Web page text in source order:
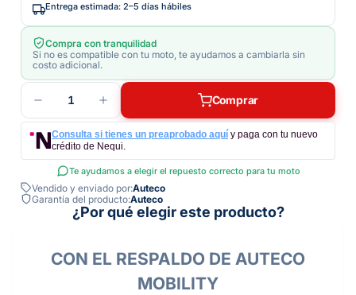
Entrega estimada: 2–5 días hábiles
Compra con tranquilidad
Si no es compatible con tu moto, te ayudamos a cambiarla sin
costo adicional.
1 Comprar
Consulta si tienes un preaprobado aquí y paga con tu nuevo
crédito de Nequi.
Te ayudamos a elegir el repuesto correcto para tu moto
Vendido y enviado por:Auteco
Garantía del producto:Auteco
¿Por qué elegir este producto?
CON EL RESPALDO DE AUTECO
MOBILITY